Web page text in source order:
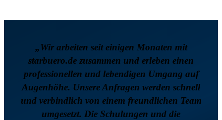
„Wir arbeiten seit einigen Monaten mit
starbuero.de zusammen und erleben einen
professionellen und lebendigen Umgang auf
Augenhöhe. Unsere Anfragen werden schnell
und verbindlich von einem freundlichen Team
umgesetzt. Die Schulungen und die